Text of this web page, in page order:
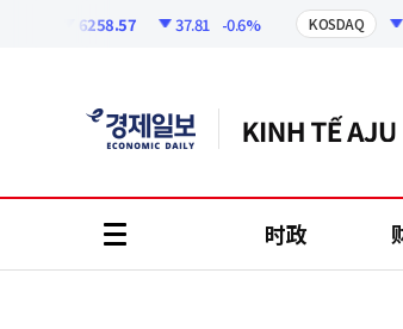
6258.57 37.81 -0.6% KOSDAQ
时政